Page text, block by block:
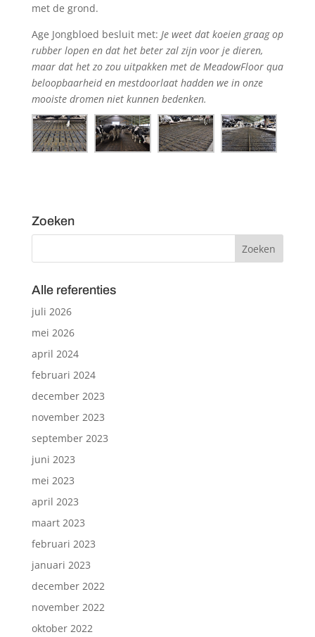
met de grond.
Age Jongbloed besluit met: Je weet dat koeien graag op
rubber lopen en dat het beter zal zijn voor je dieren,
maar dat het zo zou uitpakken met de MeadowFloor qua
beloopbaarheid en mestdoorlaat hadden we in onze
mooiste dromen niet kunnen bedenken.
Zoeken
Alle referenties
juli 2026
mei 2026
april 2024
februari 2024
december 2023
november 2023
september 2023
juni 2023
mei 2023
april 2023
maart 2023
februari 2023
januari 2023
december 2022
november 2022
oktober 2022